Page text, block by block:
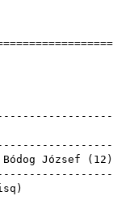
Bódog József ( 12